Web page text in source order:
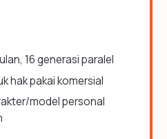
16 generasi paralel
hak pakai komersial
model personal